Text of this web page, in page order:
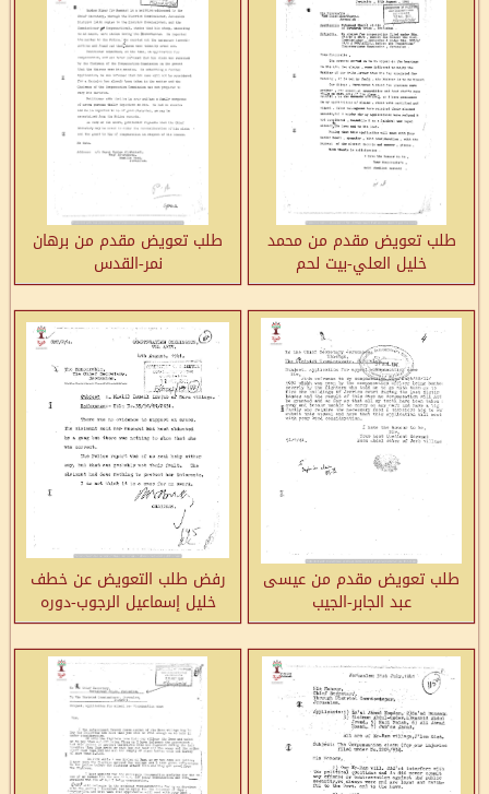
طلب تعويض مقدم من محمد
خليل العلي-بيت لحم
طلب تعويض مقدم من برهان
نمر-القدس
طلب تعويض مقدم من عيسى
عبد الجابر-الجيب
رفض طلب التعويض عن خطف
خليل إسماعيل الرجوب-دوره